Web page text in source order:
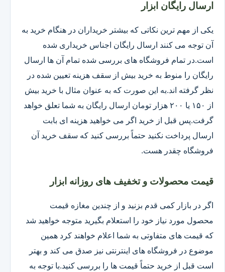
ارسال رایگان ابزار
یکی از مهم ترین نکاتی که بیشتر خریداران در هنگام خرید به
آن توجه می کنند ارسال رایگان اجناس خریداری شده
است.در تمام فروشگاه های بررسی شده تمام آن ها ارسال
رایگان را منوط به خرید بیش از سقف هزینه تعیین شده در
نظر گرفته اند.به این صورت که به عنوان مثال با خرید بیش
از ۱۵۰ یا ۲۰۰ هزار تومان ارسال رایگان به شما تعلق خواهد
گرفت.پس قبل از خرید اگر می خواهید هزینه ای بابت
ارسال پرداخت نکنید حتماً بررسی کنید که سقف خرید آن
فروشگاه چقدر هست.
قیمت محصولات و تخفیف های روزانه ابزار
اگر در بازار کمی قدم بزنید و از چندین مغازه قیمت
محصول مورد نیاز خود را استعلام بگیرید متوجه خواهید شد
که قیمت های متفاوتی به شما اعلام خواهند کرد همین
موضوع در فروشگاه های اینترنتی نیز صدق می کند و بهتر
است قبل از خرید حتماً قیمت ها را بررسی کنید.با توجه به